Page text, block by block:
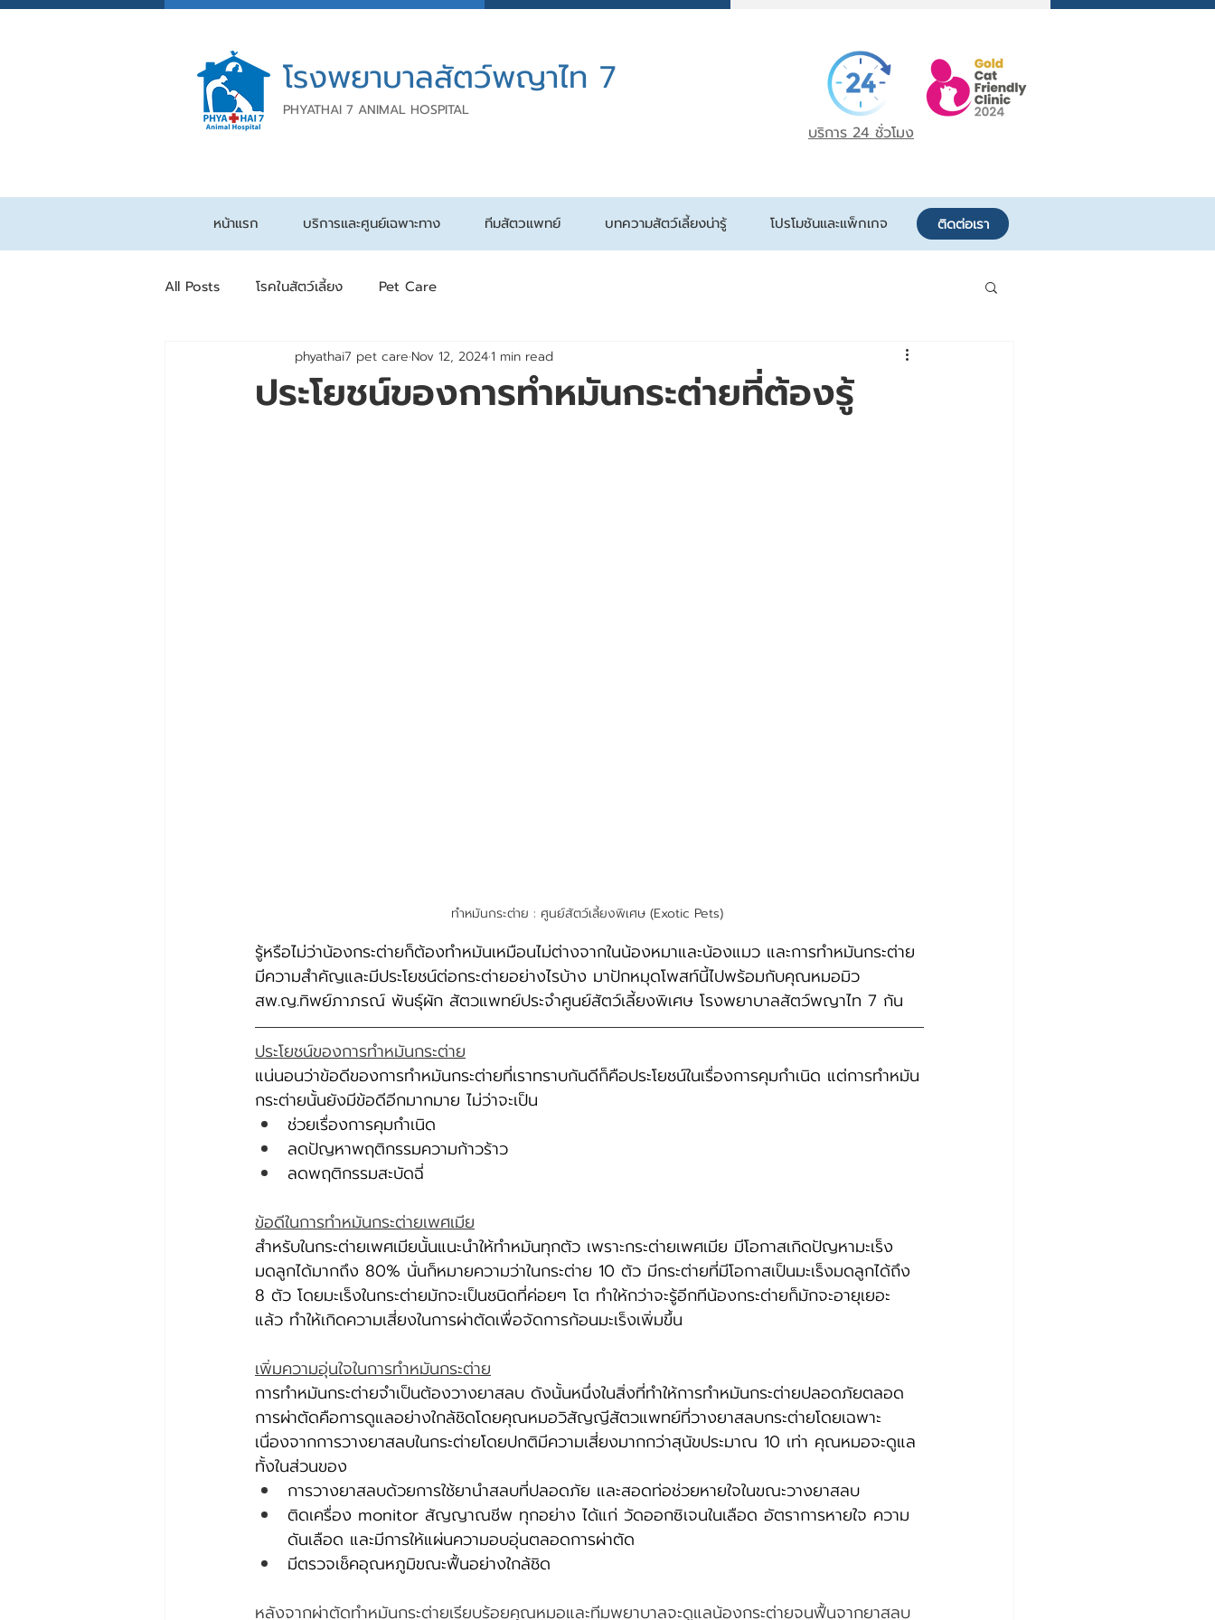
โรงพยาบาลสัตว์พญาไท 7
PHYATHAI 7 ANIMAL HOSPITAL
บริการ 24 ชั่วโมง
หน้าแรก บริการและศูนย์เฉพาะทาง ทีมสัตวแพทย์ บทความสัตว์เลี้ยงน่ารู้ โปรโมชันและแพ็กเกจ ติดต่อเรา
All Posts โรคในสัตว์เลี้ยง Pet Care
ประโยชน์ของการทำหมันกระต่ายที่ต้องรู้
phyathai7 pet care Nov 12, 20241 min read
ทำหมันกระต่าย : ศูนย์สัตว์เลี้ยงพิเศษ (Exotic Pets)
รู้หรือไม่ว่าน้องกระต่ายก็ต้องทำหมันเหมือนไม่ต่างจากในน้องหมาและน้องแมว และการทำหมันกระต่าย
มีความสำคัญและมีประโยชน์ต่อกระต่ายอย่างไรบ้าง มาปักหมุดโพสท์นี้ไปพร้อมกับคุณหมอมิว
สพ.ญ.ทิพย์ภาภรณ์ พันธุ์ผัก สัตวแพทย์ประจำศูนย์สัตว์เลี้ยงพิเศษ โรงพยาบาลสัตว์พญาไท 7 กัน
ประโยชน์ของการทำหมันกระต่าย
แน่นอนว่าข้อดีของการทำหมันกระต่ายที่เราทราบกันดีก็คือประโยชน์ในเรื่องการคุมกำเนิด แต่การทำหมัน
กระต่ายนั้นยังมีข้อดีอีกมากมาย ไม่ว่าจะเป็น
ช่วยเรื่องการคุมกำเนิด
ลดปัญหาพฤติกรรมความก้าวร้าว
ลดพฤติกรรมสะบัดฉี่
ข้อดีในการทำหมันกระต่ายเพศเมีย
สำหรับในกระต่ายเพศเมียนั้นแนะนำให้ทำหมันทุกตัว เพราะกระต่ายเพศเมีย มีโอกาสเกิดปัญหามะเร็ง
มดลูกได้มากถึง 80% นั่นก็หมายความว่าในกระต่าย 10 ตัว มีกระต่ายที่มีโอกาสเป็นมะเร็งมดลูกได้ถึง
8 ตัว โดยมะเร็งในกระต่ายมักจะเป็นชนิดที่ค่อยๆ โต ทำให้กว่าจะรู้อีกทีน้องกระต่ายก็มักจะอายุเยอะ
แล้ว ทำให้เกิดความเสี่ยงในการผ่าตัดเพื่อจัดการก้อนมะเร็งเพิ่มขึ้น
เพิ่มความอุ่นใจในการทำหมันกระต่าย
การทำหมันกระต่ายจำเป็นต้องวางยาสลบ ดังนั้นหนึ่งในสิ่งที่ทำให้การทำหมันกระต่ายปลอดภัยตลอด
การผ่าตัดคือการดูแลอย่างใกล้ชิดโดยคุณหมอวิสัญญีสัตวแพทย์ที่วางยาสลบกระต่ายโดยเฉพาะ
เนื่องจากการวางยาสลบในกระต่ายโดยปกติมีความเสี่ยงมากกว่าสุนัขประมาณ 10 เท่า คุณหมอจะดูแล
ทั้งในส่วนของ
การวางยาสลบด้วยการใช้ยานำสลบที่ปลอดภัย และสอดท่อช่วยหายใจในขณะวางยาสลบ
ติดเครื่อง monitor สัญญาณชีพ ทุกอย่าง ได้แก่ วัดออกซิเจนในเลือด อัตราการหายใจ ความ
ดันเลือด และมีการให้แผ่นความอบอุ่นตลอดการผ่าตัด
มีตรวจเช็คอุณหภูมิขณะฟื้นอย่างใกล้ชิด
หลังจากผ่าตัดทำหมันกระต่ายเรียบร้อยคุณหมอและทีมพยาบาลจะดูแลน้องกระต่ายจนฟื้นจากยาสลบ